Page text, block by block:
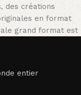
des créations
en format
grand format est
de couleurs
une résolution
entier